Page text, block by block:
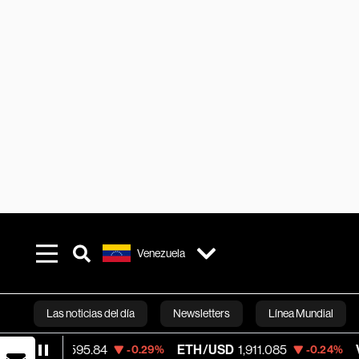
Venezuela
Las noticias del día Newsletters Línea Mundial
Bloomberg
-0.29% ETH/USD 1,911.085 -0.24% Visa 368.54